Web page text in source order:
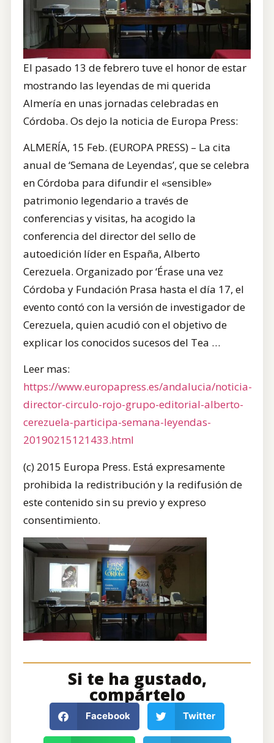
El pasado 13 de febrero tuve el honor de estar
mostrando las leyendas de mi querida
Almería en unas jornadas celebradas en
Córdoba. Os dejo la noticia de Europa Press:
ALMERÍA, 15 Feb. (EUROPA PRESS) – La cita
anual de ‘Semana de Leyendas’, que se celebra
en Córdoba para difundir el «sensible»
patrimonio legendario a través de
conferencias y visitas, ha acogido la
conferencia del director del sello de
autoedición líder en España, Alberto
Cerezuela. Organizado por ‘Érase una vez
Córdoba y Fundación Prasa hasta el día 17, el
evento contó con la versión de investigador de
Cerezuela, quien acudió con el objetivo de
explicar los conocidos sucesos del Tea …
Leer mas:
https://www.europapress.es/andalucia/noticia-
director-circulo-rojo-grupo-editorial-alberto-
cerezuela-participa-semana-leyendas-
20190215121433.html
(c) 2015 Europa Press. Está expresamente
prohibida la redistribución y la redifusión de
este contenido sin su previo y expreso
consentimiento.
Si te ha gustado,
compártelo
Facebook Twitter